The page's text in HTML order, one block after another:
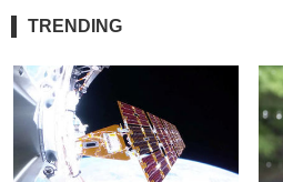
TRENDING